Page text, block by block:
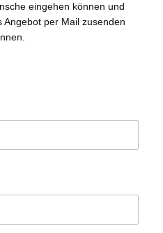
eingehen können und
Angebot per Mail zusenden